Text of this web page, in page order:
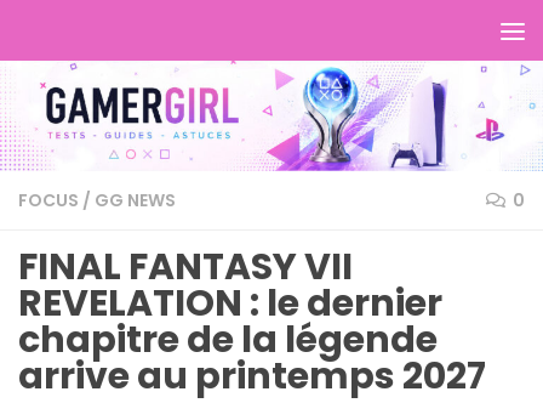
FOCUS / GG NEWS 0
FINAL FANTASY VII
REVELATION : le dernier
chapitre de la légende
arrive au printemps 2027